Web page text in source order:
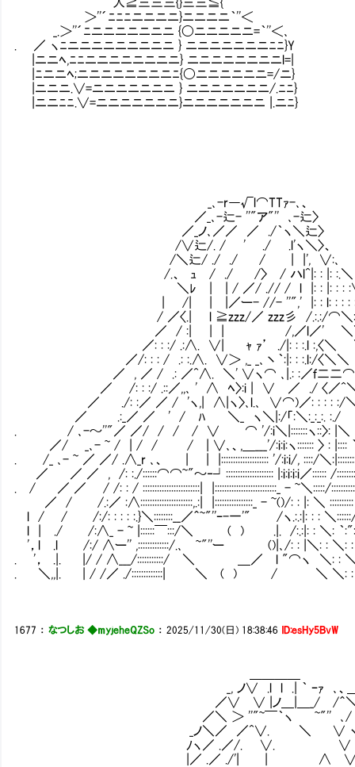
＞''´ﾆﾆﾆニニニニ}ニニニニ｀''＜
_.＞''´ﾆニニニニニニニ {〇ニニニニニ=｀''＜､
. ／ ヽﾆニニニニニニニニニ } ニニニニニニニﾆﾆ}Y
|ニニﾍ,ﾆﾆニニニニニニニニ} ニニニニニニニニl=|
|ﾆニニﾍ;ニニニニニニニニﾆ{〇ニニニニニニ=/ニ}
|ニニニ.∨=ニニニニニニニ } ニニニニニニニ/.ﾆﾆ}
|ニニﾆﾆ.∨=ニニニニニニニ}ニニニニニニニ |.ニﾆ}
_､-r―√l⌒TTｧ-､、
／_､-辷- ''"ア"'' ､-辷〉
／_ノ､／／ ／ ./｀ヽ＼辷〉
/∨辷/. / ' ./ .l'ヽ＼〉、
/＼辷/ ./ ./ / | |', ∨:､
/.、 ｭ / ./ /〉 / ハl^|: : |: :.＼
＼ﾚ | | / ／/ .// / l |: : |: : :
| /| | |／ー- //- ''",' |: : l: : : :
/ ／〈.| l ≧zzz/／ zzz彡 /.:.:/⌒＼:
／ / :| | | /,／l／' ＼＼∨~"''
／: : :/ .:∧. ∨| ｬ ｧ’ ./|: : :.l :,〈＼
／/: : : / .: :.∧. ∨＞ ,_ _､丶｀:|: : :.l:/〈＼
／ , ／ / .: ／^∧. ＼' ∨ヽ⌒ ､|.: :／ｆ二
／ /: : :/ .::／,,､ ' ∧ ﾍ〉:i | ∨ ／
／ ./: :／ ／ / 'ヽ,| ∧|ヽ〉､l.､ ∨⌒)
／ .:_／ ／ ' / ﾊ ＼_ ヽ＼|:/「:＼
. / ､-～''"／ ／/ / / / ∨ ⌒ '/:i＼|:::::::ヽ::〉
／/ _､- ~ / | / / / | ∨､、,＿___'/:i:i:ヽ::::::: 〉 : |::::
. /_ ､- ~ ／ ／/ .∧_r ､、 | | |:::::::::::::::::::: '/:i:i/, ::::/＼
／ ／ ／ , /: :./::::::⌒⌒~"～‐┘:::::::::::::::::::: |:i:i:i:i／
. / ／ ／ / /: : / ::::::::::::::::::::::::| |::::::::::::::::::::::::::_ - ~＼
／ / /.:／ :∧::::::::::::::::::::::,.:| |::::::::::::::::_ - ~()/: : |: ＼
l / / /:/: : : : :.}＼::::::::__／＾~"''ｰ-一'" /ヽ.:.:|: : :
l | ./ /:∧_ - ~ |::::::￣:::/＼ ( ) .|. /:.:|: : ＼: ｀
'，l .l /:/ ∧ー'' ,:::::::::::::/.､ ~"''ー ()|､/: : |＼: :
. '， .|. |/ / ∧___/:::::::::::/ ＼ ＿／ l "⌒ヽ ＼: :
. ＼,,|. | / /／ ./:::::::::::::| ＼ ( ) / ＼ ＼: :
1677 ：なつしお ◆myjeheQZSo ：2025/11/30(日) 18:38:46 ID:esHy5BvW
_, ノ∨ .l l .| ｀ ｰｧ ､、
／∨ ∨ |ノ＿|＿_/ /＾＼_
／＼ ＞ ''"~￣｀ヽ ~"'' ､/ /⌒∨
_ノ＼／ ／^∨. ＼ ∨ ヽ ,
ﾉヽ／ .／/. ∨. ∨ ∨
|／ .／ ./'| | ∧ ∨ ∨／